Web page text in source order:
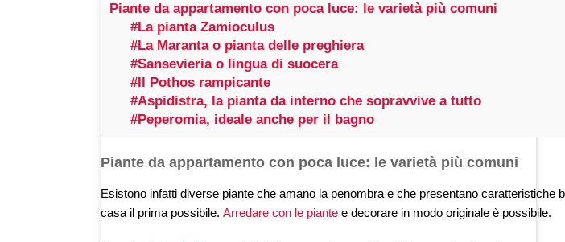
Piante da appartamento con poca luce: le varietà più comuni
#La pianta Zamioculus
#La Maranta o pianta delle preghiera
#Sansevieria o lingua di suocera
#Il Pothos rampicante
#Aspidistra, la pianta da interno che sopravvive a tutto
#Peperomia, ideale anche per il bagno
Piante da appartamento con poca luce: le varietà più comuni
Esistono infatti diverse piante che amano la penombra e che presentano caratteristiche
casa il prima possibile. Arredare con le piante e decorare in modo originale è possibile.